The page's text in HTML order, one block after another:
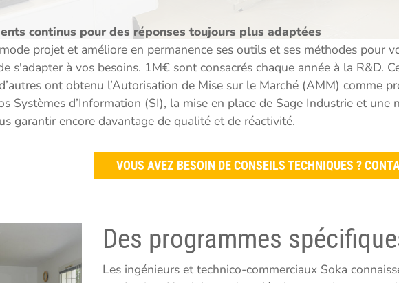
continus pour des réponses toujours plus adaptées
projet et améliore en permanence ses outils et ses méthodes pour
s'adapter à vos besoins. 1M€ sont consacrés chaque année à la R&D.
ont obtenu l’Autorisation de Mise sur le Marché (AMM) comme
Systèmes d’Information (SI), la mise en place de Sage Industrie et
garantir encore davantage de qualité et de réactivité.
VOUS AVEZ BESOIN DE CONSEILS TECHNIQUES ?
Des programmes
Les ingénieurs et technico-commerciaux Soka